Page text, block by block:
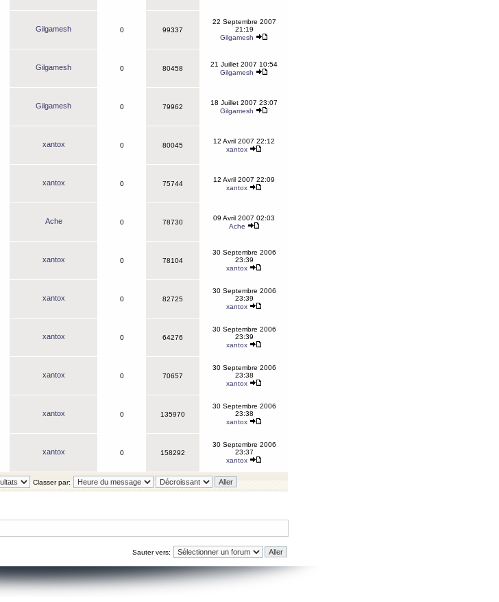
Gilgamesh 0 99337
22 Septembre 2007
21:19
Gilgamesh
Gilgamesh 0 80458
21 Juillet 2007 10:54
Gilgamesh
Gilgamesh 0 79962
18 Juillet 2007 23:07
Gilgamesh
xantox 0 80045
12 Avril 2007 22:12
xantox
xantox 0 75744
12 Avril 2007 22:09
xantox
Ache 0 78730
09 Avril 2007 02:03
Ache
xantox 0 78104
30 Septembre 2006
23:39
xantox
xantox 0 82725
30 Septembre 2006
23:39
xantox
xantox 0 64276
30 Septembre 2006
23:39
xantox
xantox 0 70657
30 Septembre 2006
23:38
xantox
xantox 0 135970
30 Septembre 2006
23:38
xantox
xantox 0 158292
30 Septembre 2006
23:37
xantox
Classer par:
Sauter vers: